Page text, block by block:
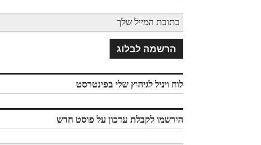
לוח ויניל לגיהוץ שלי בפינטרסט
הירשמו לקבלת עדכון על פוסט חדש